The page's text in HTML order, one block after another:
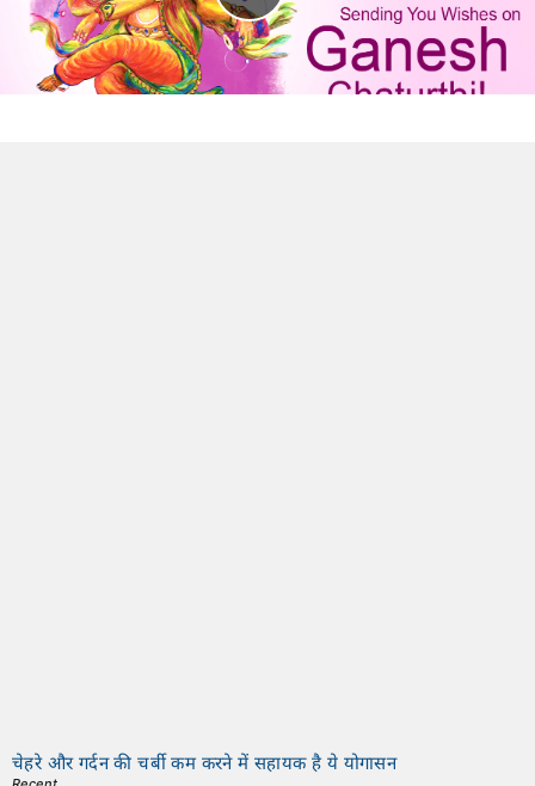
चेहरे और गर्दन की चर्बी कम करने में सहायक है ये योगासन